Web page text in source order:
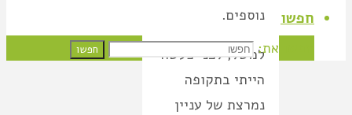
חפשו
חפשו את: חפשו
נוספים.
למשל, לפני כעשור
הייתי בתקופה
נמרצת של עניין